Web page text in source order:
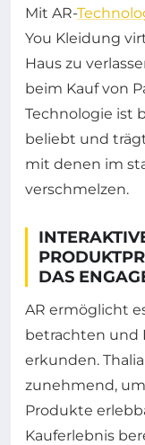
Mit AR-
You Kleidung
Haus zu
beim Kauf von
Technologie ist
beliebt und
mit denen im
verschmelzen.
DAS
AR ermöglicht
betrachten und
erkunden.
zunehmend,
Produkte
Kauferlebnis